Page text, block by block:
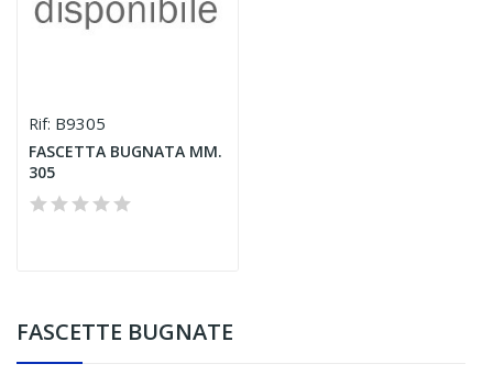
FASCETTE BUGNATE
Rif: B9305
FASCETTA BUGNATA MM.
305